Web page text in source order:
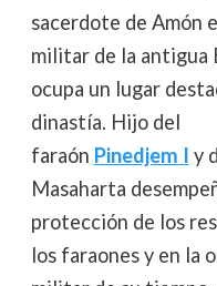
sacerdote de Amón
militar de la antigua
ocupa un lugar
dinastía. Hijo del
faraón Pinedjem I y
Masaharta
protección de los
los faraones y en la